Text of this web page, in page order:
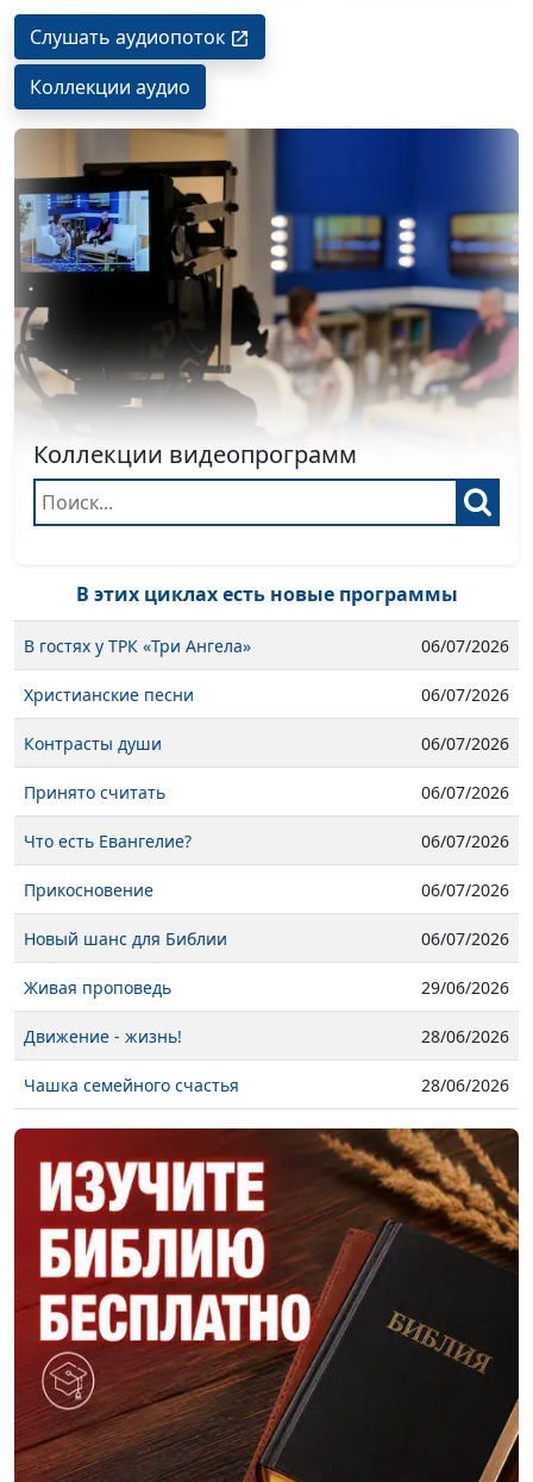
Слушать аудиопоток
Коллекции аудио
Коллекции видеопрограмм
В этих циклах есть новые программы
В гостях у ТРК «Три Ангела» 06/07/2026
Христианские песни 06/07/2026
Контрасты души 06/07/2026
Принято считать 06/07/2026
Что есть Евангелие? 06/07/2026
Прикосновение 06/07/2026
Новый шанс для Библии 06/07/2026
Живая проповедь 29/06/2026
Движение - жизнь! 28/06/2026
Чашка семейного счастья 28/06/2026